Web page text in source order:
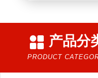
产品分
PRODUCT